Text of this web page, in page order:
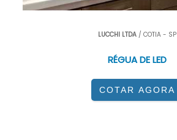
LUCCHI LTDA / COTIA - SP
RÉGUA DE LED
COTAR AGORA